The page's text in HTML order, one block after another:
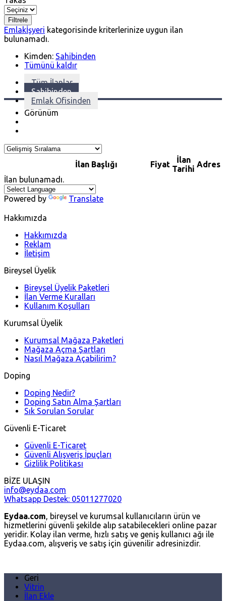
Filtrele
Emlakİşyeri kategorisinde kriterlerinize uygun ilan
bulunamadı.
Kimden: Sahibinden
Tümünü kaldır
Tüm İlanlar
Sahibinden
Emlak Ofisinden
Görünüm
İlan Başlığı Fiyat
İlan
Tarihi Adres
İlan bulunamadı.
Powered by Translate
Hakkımızda
Hakkımızda
Reklam
İletişim
Bireysel Üyelik
Bireysel Üyelik Paketleri
İlan Verme Kuralları
Kullanım Koşulları
Kurumsal Üyelik
Kurumsal Mağaza Paketleri
Mağaza Açma Şartları
Nasıl Mağaza Açabilirim?
Doping
Doping Nedir?
Doping Satın Alma Şartları
Sık Sorulan Sorular
Güvenli E-Ticaret
Güvenli E-Ticaret
Güvenli Alışveriş İpuçları
Gizlilik Politikası
BİZE ULAŞIN
info@eydaa.com
Whatsapp Destek: 05011277020
Eydaa.com, bireysel ve kurumsal kullanıcıların ürün ve
hizmetlerini güvenli şekilde alıp satabilecekleri online pazar
yeridir. Kolay ilan verme, hızlı satış ve geniş kullanıcı ağı ile
Eydaa.com, alışveriş ve satış için güvenilir adresinizdir.
Geri
Vitrin
İlan Ekle